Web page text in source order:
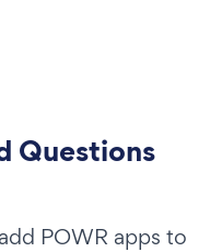
Questions
POWR apps to